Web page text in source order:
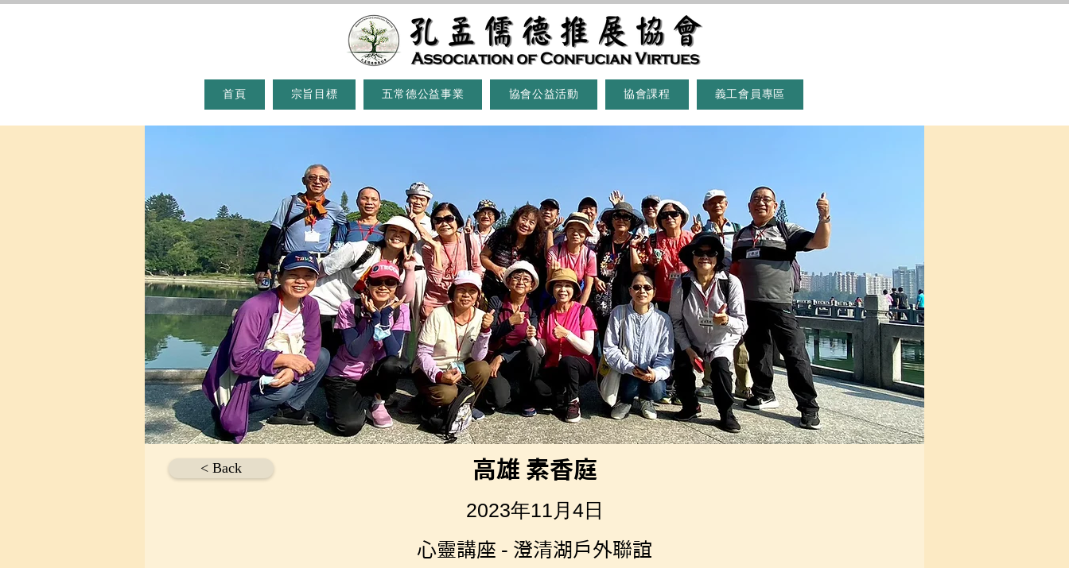
首頁 宗旨目標 五常德公益事業 協會公益活動 協會課程 義工會員專區
< Back 高雄 素香庭
2023年11月4日
心靈講座 - 澄清湖戶外聯誼